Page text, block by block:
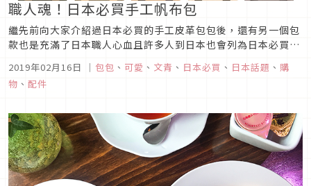
職人魂！日本必買手工帆布包
繼先前向大家介紹過日本必買的手工皮革包包後，還有另一個包
款也是充滿了日本職人心血且許多人到日本也會列為日本必買的
商品之一，那就是手工帆布包！以手工包包來說，帆布包的價格
不會太貴，而且材質又非常堅固耐裝，如果常需要裝重物或是需
要耐用的手工包包的話，帆布包就是一個非常好的選擇。接下來
2019年02月16日 ｜ 包包 、 可愛 、 文青 、 日本必買 、 日本話題 、 購
物 、 配件